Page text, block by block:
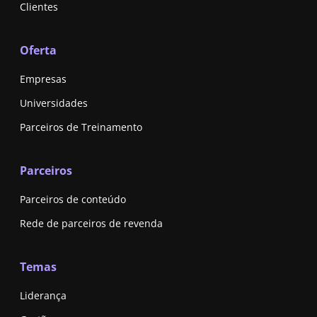
Clientes
Oferta
Empresas
Universidades
Parceiros de Treinamento
Parceiros
Parceiros de conteúdo
Rede de parceiros de revenda
Temas
Liderança